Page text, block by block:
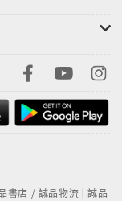
書店 / 誠品物流 | 誠品